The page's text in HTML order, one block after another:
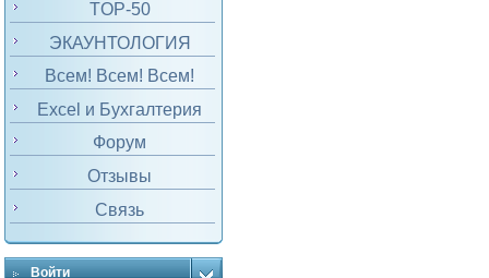
TOP-50
ЭКАУНТОЛОГИЯ
Всем! Всем! Всем!
Excel и Бухгалтерия
Форум
Отзывы
Связь
Войти